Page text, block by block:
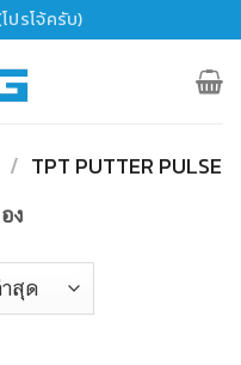
ปรโจ้ครับ)
/ TPT PUTTER PULSE
ง